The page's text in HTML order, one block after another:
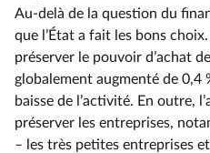
Au-delà de la question du
que l’État a fait les bons
préserver le pouvoir d’achat
globalement augmenté de 0,4
baisse de l’activité. En outre,
préserver les entreprises,
–⁠ les très petites entreprises